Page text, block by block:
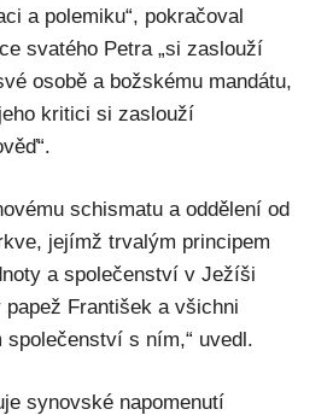
a polemiku“, pokračoval
svatého Petra „si zaslouží
osobě a božskému mandátu,
kritici si zaslouží
schismatu a oddělení od
jejímž trvalým principem
a společenství v Ježíši
František a všichni
společenství s ním,“ uvedl.
synovské napomenutí